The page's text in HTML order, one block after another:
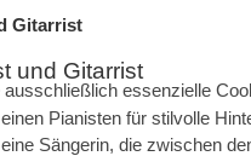
Gitarrist
und Gitarrist
Pianisten für stilvolle
Sängerin, die zwischen
essenzielle